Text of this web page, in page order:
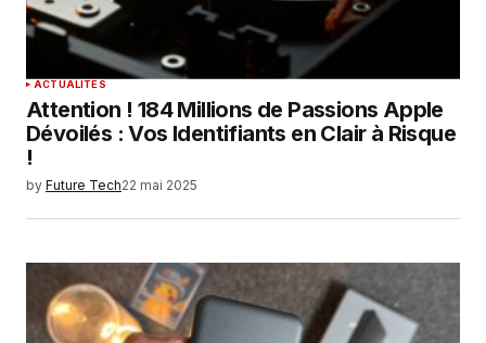
ACTUALITÉS
Attention ! 184 Millions de Passions Apple
Dévoilés : Vos Identifiants en Clair à Risque
!
by Future Tech22 mai 2025